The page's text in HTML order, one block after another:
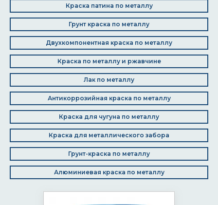
Краска патина по металлу
Грунт краска по металлу
Двухкомпонентная краска по металлу
Краска по металлу и ржавчине
Лак по металлу
Антикоррозийная краска по металлу
Краска для чугуна по металлу
Краска для металлического забора
Грунт-краска по металлу
Алюминиевая краска по металлу